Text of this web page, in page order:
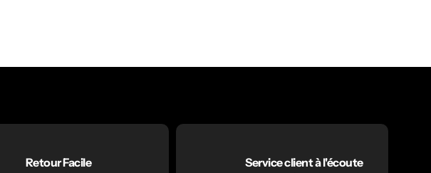
Retour Facile Service client à l'écoute